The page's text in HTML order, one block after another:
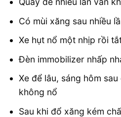
Có mùi xăng sau nhiều
Xe hụt nổ một nhịp rồi
Đèn immobilizer nhấp
Xe để lâu, sáng hôm
không nổ
Sau khi đổ xăng kém